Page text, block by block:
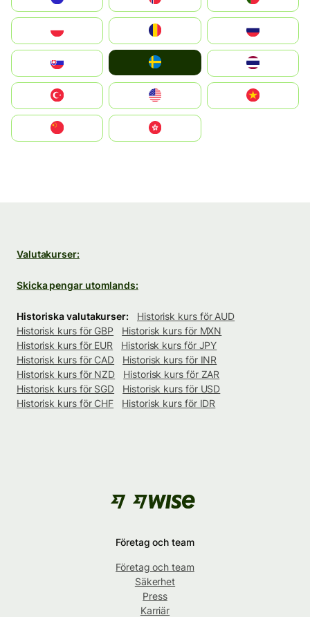
United States
中國香港特別行政區
Valutakurser:
Skicka pengar utomlands:
Historiska valutakurser:
Historisk kurs för AUD
Historisk kurs för GBP
Historisk kurs för MXN
Historisk kurs för EUR
Historisk kurs för JPY
Historisk kurs för CAD
Historisk kurs för INR
Historisk kurs för NZD
Historisk kurs för ZAR
Historisk kurs för SGD
Historisk kurs för USD
Historisk kurs för CHF
Historisk kurs för IDR
Företag och team
Företag och team
Säkerhet
Press
Karriär